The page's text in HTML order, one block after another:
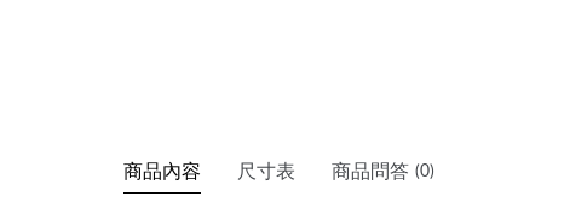
商品內容 尺寸表 商品問答 (0)